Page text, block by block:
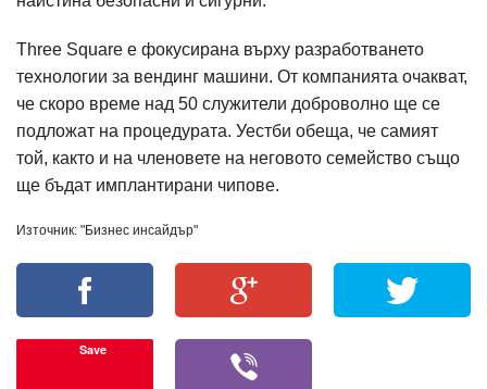
Three Square е фокусирана върху разработването
технологии за вендинг машини. От компанията очакват,
че скоро време над 50 служители доброволно ще се
подложат на процедурата. Уестби обеща, че самият
той, както и на членовете на неговото семейство също
ще бъдат имплантирани чипове.
Източник: "Бизнес инсайдър"
Save